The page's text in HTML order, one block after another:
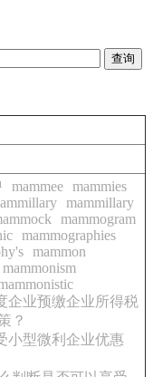
mammee mammies
mammillary
mammogram
mammographies
mammon
mammonism
企业预缴企业所得税
？
小型微利企业优惠